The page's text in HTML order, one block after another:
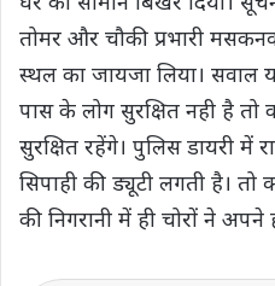
तोमर और चौकी प्रभारी
स्थल का जायजा लिया।
पास के लोग सुरक्षित नही है
सुरक्षित रहेंगे। पुलिस डायरी में
सिपाही की ड्यूटी लगती है।
की निगरानी में ही चोरों ने